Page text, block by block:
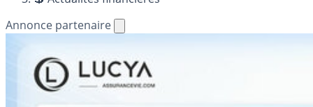
Annonce partenaire